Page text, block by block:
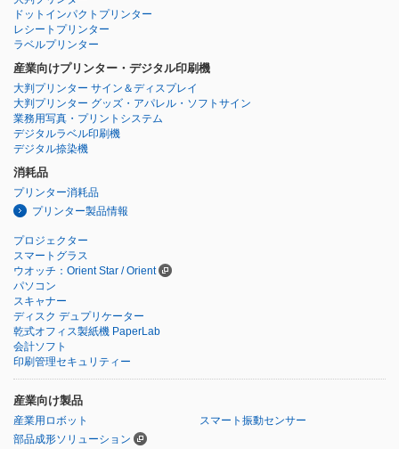
ドットインパクトプリンター
レシートプリンター
ラベルプリンター
産業向けプリンター・デジタル印刷機
大判プリンター サイン＆ディスプレイ
大判プリンター グッズ・アパレル・ソフトサイン
業務用写真・プリントシステム
デジタルラベル印刷機
デジタル捺染機
消耗品
プリンター消耗品
プリンター製品情報
プロジェクター
スマートグラス
ウオッチ：Orient Star / Orient
パソコン
スキャナー
ディスク デュプリケーター
乾式オフィス製紙機 PaperLab
会計ソフト
印刷管理セキュリティー
産業向け製品
産業用ロボット
スマート振動センサー
部品成形ソリューション